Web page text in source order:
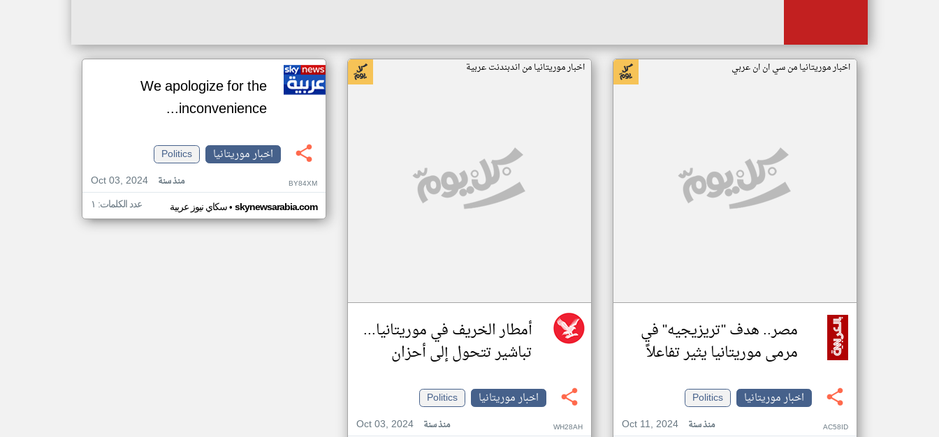
اخبار موريتانيا من سي ان ان عربي
مصر.. هدف "تريزيجيه" في
مرمى موريتانيا يثير تفاعلاً
اخبار موريتانيا
Politics
Oct 11, 2024
منذ سنة AC58ID
اخبار موريتانيا من اندبندنت عربية
أمطار الخريف في موريتانيا...
تباشير تتحول إلى أحزان
اخبار موريتانيا
Politics
Oct 03, 2024
منذ سنة WH28AH
We apologize for the
inconvenience...
اخبار موريتانيا
Politics
Oct 03, 2024
منذ سنة BY84XM
سكاي نيوز عربية• skynewsarabia.com عدد الكلمات: ١